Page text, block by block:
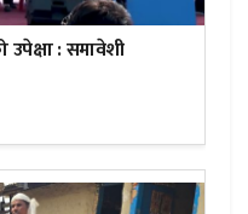
: समावेशी